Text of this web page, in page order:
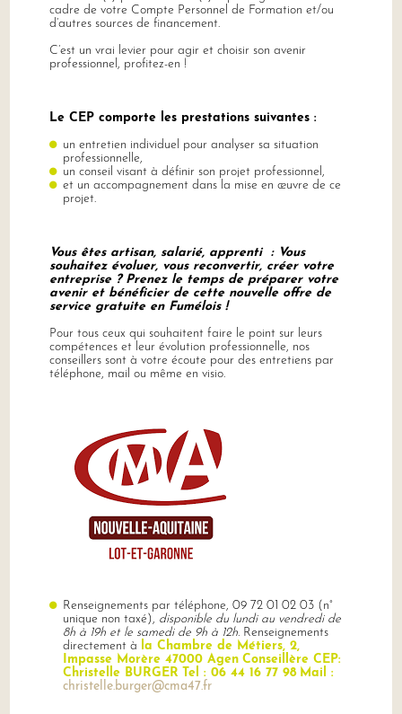
cadre de votre Compte Personnel de Formation et/ou
d’autres sources de financement.
C’est un vrai levier pour agir et choisir son avenir
professionnel, profitez-en !
Le CEP comporte les prestations suivantes :
un entretien individuel pour analyser sa situation
professionnelle,
un conseil visant à définir son projet professionnel,
et un accompagnement dans la mise en œuvre de ce
projet.
Vous êtes artisan, salarié, apprenti : Vous
souhaitez évoluer, vous reconvertir, créer votre
entreprise ? Prenez le temps de préparer votre
avenir et bénéficier de cette nouvelle offre de
service gratuite en Fumélois !
Pour tous ceux qui souhaitent faire le point sur leurs
compétences et leur évolution professionnelle, nos
conseillers sont à votre écoute pour des entretiens par
téléphone, mail ou même en visio.
Renseignements par téléphone, 09 72 01 02 03 (n°
unique non taxé), disponible du lundi au vendredi de
8h à 19h et le samedi de 9h à 12h.Renseignements
directement à la Chambre de Métiers, 2,
Impasse Morère 47000 Agen Conseillère CEP:
Christelle BURGER Tel : 06 44 16 77 98 Mail :
christelle.burger@cma47.fr